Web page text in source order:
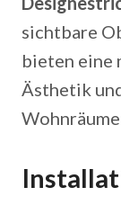
sichtbare
bieten eine
Ästhetik